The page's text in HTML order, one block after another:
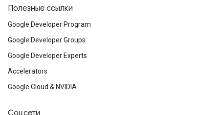
Полезные ссылки
Google Developer Program
Google Developer Groups
Google Developer Experts
Accelerators
Google Cloud & NVIDIA
Соцсети